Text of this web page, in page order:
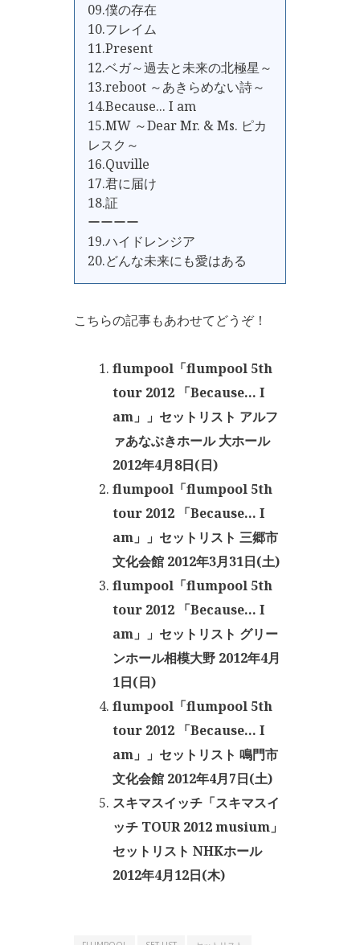
09.僕の存在
10.フレイム
11.Present
12.ベガ～過去と未来の北極星～
13.reboot ～あきらめない詩～
14.Because... I am
15.MW ～Dear Mr. & Ms. ピカ
レスク～
16.Quville
17.君に届け
18.証
ーーーー
19.ハイドレンジア
20.どんな未来にも愛はある
こちらの記事もあわせてどうぞ！
flumpool「flumpool 5th
tour 2012 「Because… I
am」」セットリスト アルフ
ァあなぶきホール 大ホール
2012年4月8日(日)
flumpool「flumpool 5th
tour 2012 「Because… I
am」」セットリスト 三郷市
文化会館 2012年3月31日(土)
flumpool「flumpool 5th
tour 2012 「Because… I
am」」セットリスト グリー
ンホール相模大野 2012年4月
1日(日)
flumpool「flumpool 5th
tour 2012 「Because… I
am」」セットリスト 鳴門市
文化会館 2012年4月7日(土)
スキマスイッチ「スキマスイ
ッチ TOUR 2012 musium」
セットリスト NHKホール
2012年4月12日(木)